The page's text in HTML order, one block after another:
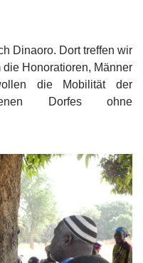
Dinaoro. Dort treffen wir
Honoratioren, Männer
die Mobilität der
Dorfes ohne